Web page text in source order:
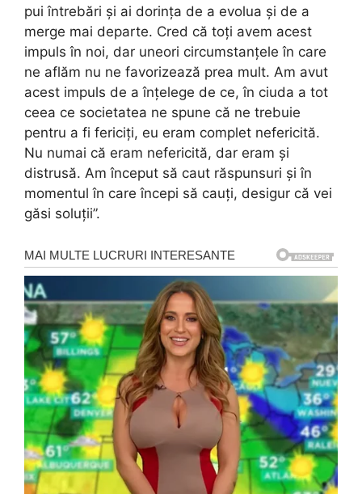
pui întrebări și ai dorința de a evolua și de a
merge mai departe. Cred că toți avem acest
impuls în noi, dar uneori circumstanțele în care
ne aflăm nu ne favorizează prea mult. Am avut
acest impuls de a înțelege de ce, în ciuda a tot
ceea ce societatea ne spune că ne trebuie
pentru a fi fericiți, eu eram complet nefericită.
Nu numai că eram nefericită, dar eram și
distrusă. Am început să caut răspunsuri și în
momentul în care începi să cauți, desigur că vei
găsi soluții”.